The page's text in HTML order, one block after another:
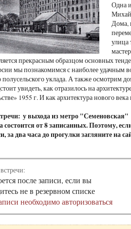
Одна
Дома,
улица
прекрасным образцом основных
мы познакомимся с наиболее
уклада. А также осмотрим
увидеть, как отразилось на
1955 г. И как архитектура нового
у выхода из метро "Семеновская"
состоится от 8 записанных. Поэтому,
за два часа до прогулки загляните
после записи, если вы
не в резервном списке
необходимо авторизоваться